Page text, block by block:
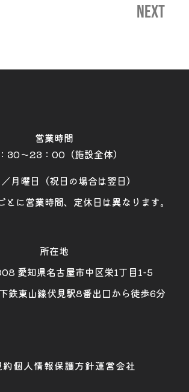
NEXT
営業時間
30～23：00（施設全体）
月曜日（祝日の場合は翌日）
に営業時間、定休日は異なります。
所在地
愛知県名古屋市中区栄1丁目1-5
鉄東山線伏見駅8番出口から徒歩6分
個人情報保護方針運営会社